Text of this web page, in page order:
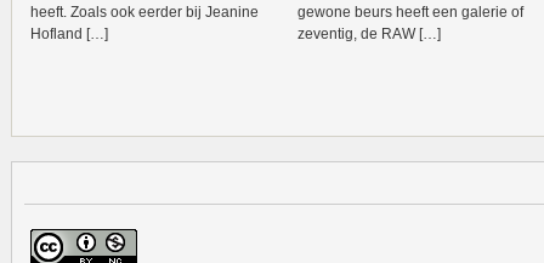
heeft. Zoals ook eerder bij Jeanine
Hofland […]
gewone beurs heeft een galerie of
zeventig, de RAW […]